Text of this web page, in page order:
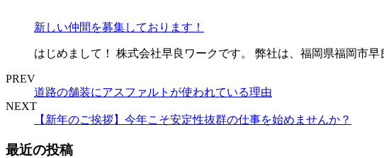
新しい仲間を募集しております！
はじめまして！ 株式会社早良ワークです。 弊社は、福岡県福岡市
PREV
道路の舗装にアスファルトが使われている理由
NEXT
【新年のご挨拶】今年こそ安定性抜群の仕事を始めませんか？
最近の投稿